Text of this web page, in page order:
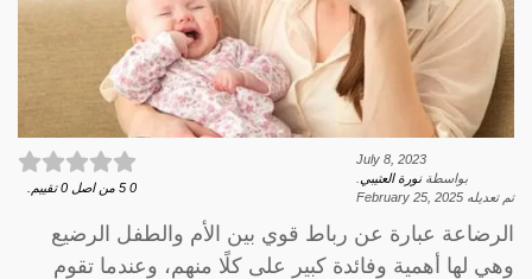
July 8, 2023
بواسطةنورة العتيبي
تم تعديله February 25, 2025
0
5 من اصل 0 تقييم.
الرضاعة عبارة عن رباط قوي بين الأم والطفل الرضيع
وهي لها أهمية وفائدة كبير على كلًا منهم، وعندما تقوم